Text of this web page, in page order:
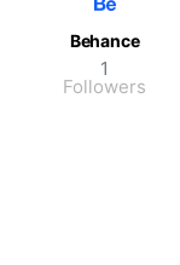
Behance
1
Followers